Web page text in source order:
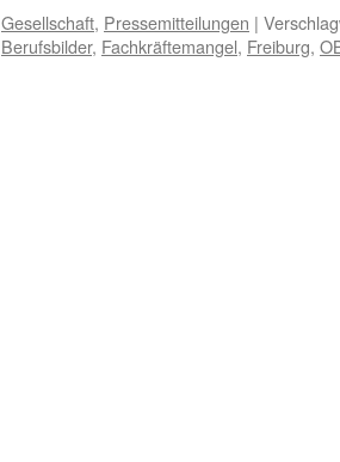
Gesellschaft, Pressemitteilungen |
Berufsbilder, Fachkräftemangel, Freiburg,